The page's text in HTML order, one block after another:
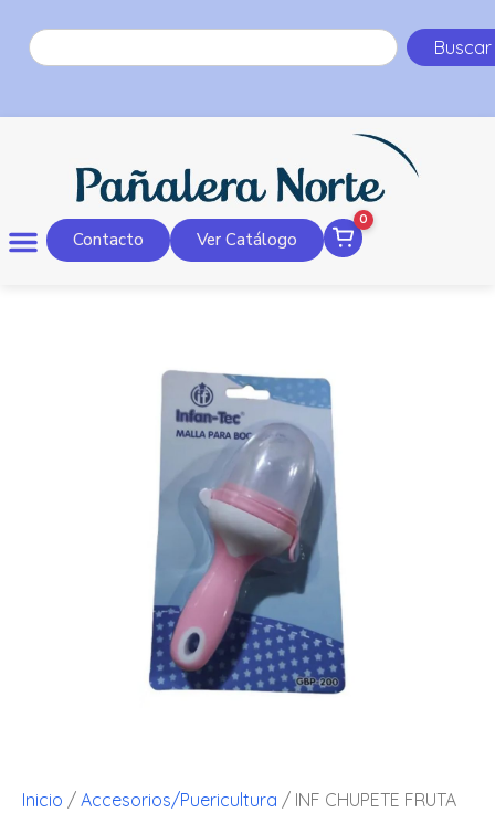
Buscar
Contacto Ver Catálogo
0
Inicio / Accesorios/Puericultura / INF CHUPETE FRUTA